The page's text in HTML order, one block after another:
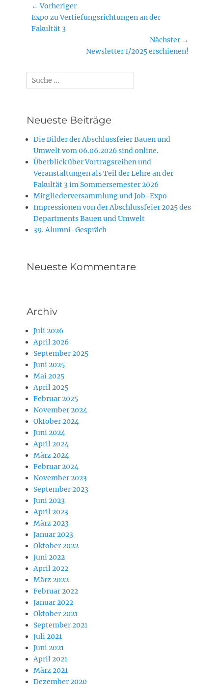
Beitragsnavigation
← Vorheriger
Vorheriger
Beitrag:
Expo zu Vertiefungsrichtungen an der
Fakultät 3
Nächster →
Newsletter 1/2025 erschienen!
Suchen
nach:
Neueste Beiträge
Die Bilder der Abschlussfeier Bauen und
Umwelt vom 06.06.2026 sind online.
Überblick über Vortragsreihen und
Veranstaltungen als Teil der Lehre an der
Fakultät 3 im Sommersemester 2026
Mitgliederversammlung und Job-Expo
Impressionen von der Abschlussfeier 2025 des
Departments Bauen und Umwelt
39. Alumni-Gespräch
Neueste Kommentare
Archiv
Juli 2026
April 2026
September 2025
Juni 2025
Mai 2025
April 2025
Februar 2025
November 2024
Oktober 2024
Juni 2024
April 2024
März 2024
Februar 2024
November 2023
September 2023
Juni 2023
April 2023
März 2023
Januar 2023
Oktober 2022
Juni 2022
April 2022
März 2022
Februar 2022
Januar 2022
Oktober 2021
September 2021
Juli 2021
Juni 2021
April 2021
März 2021
Dezember 2020